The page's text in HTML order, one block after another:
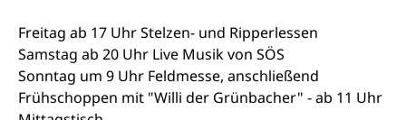
Freitag ab 17 Uhr Stelzen- und Ripperlessen
Samstag ab 20 Uhr Live Musik von SÖS
Sonntag um 9 Uhr Feldmesse, anschließend
Frühschoppen mit "Willi der Grünbacher" - ab 11 Uhr